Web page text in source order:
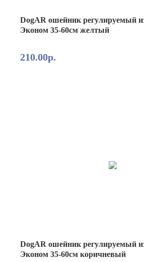
DogAR ошейник регулируемый
Эконом 35-60см желтый
210.00р.
DogAR ошейник регулируемый
Эконом 35-60см коричневый